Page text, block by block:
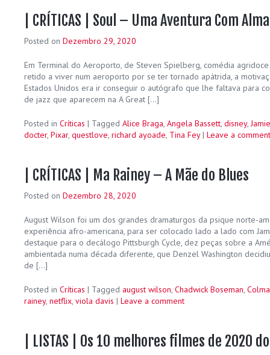
| CRÍTICAS | Soul – Uma Aventura Com Alma
Posted on Dezembro 29, 2020
Em Terminal do Aeroporto, de Steven Spielberg, comédia
retido a viver num aeroporto por se ter tornado apátrida, a
Estados Unidos era ir conseguir o autógrafo que lhe faltava para
de jazz que aparecem na A Great […]
Posted in Críticas | Tagged Alice Braga, Angela Bassett, disney,
docter, Pixar, questlove, richard ayoade, Tina Fey | Leave a comment
| CRÍTICAS | Ma Rainey – A Mãe do Blues
Posted on Dezembro 28, 2020
August Wilson foi um dos grandes dramaturgos da psique norte-
experiência afro-americana, para ser colocado lado a lado com
destaque para o decálogo Pittsburgh Cycle, dez peças sobre a
ambientada numa década diferente, que Denzel Washington
de […]
Posted in Críticas | Tagged august wilson, Chadwick Boseman,
rainey, netflix, viola davis | Leave a comment
| LISTAS | Os 10 melhores filmes de 2020